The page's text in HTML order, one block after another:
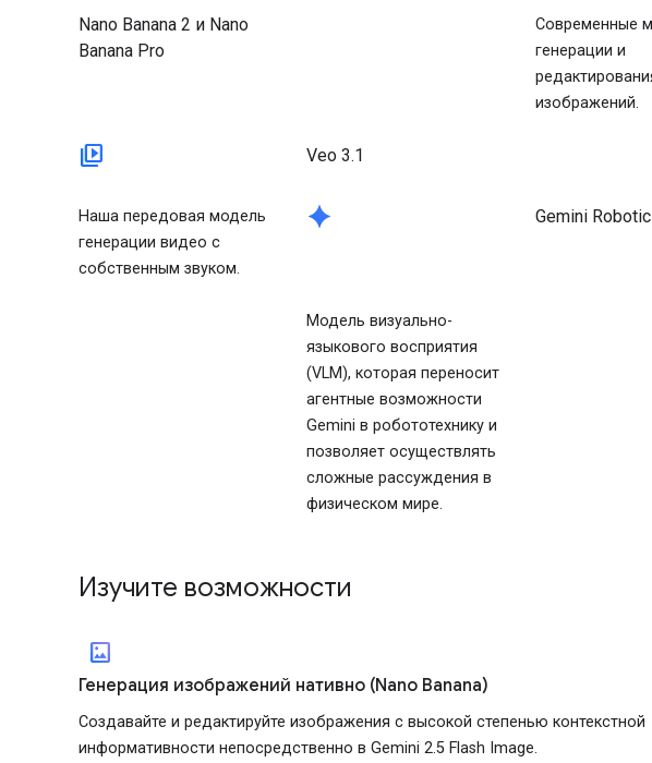
Nano Banana 2 и Nano
Banana Pro
Современные
генерации и
изображений.
video_library Veo 3.1
Наша передовая модель
генерации видео с
собственным звуком.
spark Gemini
Модель визуально-
языкового восприятия
(VLM), которая переносит
агентные возможности
Gemini в робототехнику и
позволяет осуществлять
сложные рассуждения в
физическом мире.
Изучите возможности
imagesmode
Генерация изображений нативно (Nano Banana)
Создавайте и редактируйте изображения с высокой степенью контекстной
информативности непосредственно в Gemini 2.5 Flash Image.